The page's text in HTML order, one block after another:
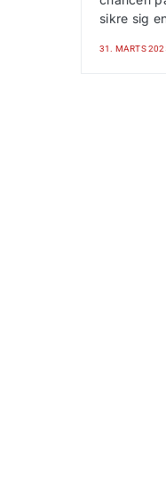
sikre sig
31. MARTS